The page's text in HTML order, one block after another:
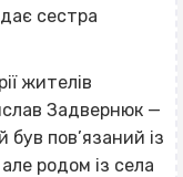
сестра
жителів
Задвернюк —
пов’язаний із
родом із села